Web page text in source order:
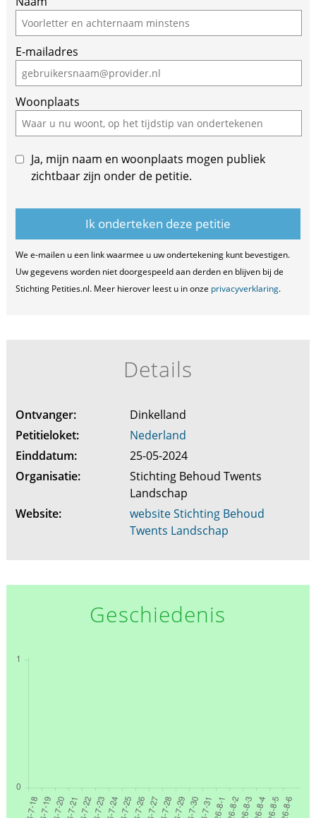
E-mailadres
Woonplaats
Ja, mijn naam en woonplaats mogen publiek
zichtbaar zijn onder de petitie.
We e-mailen u een link waarmee u uw ondertekening kunt bevestigen.
Uw gegevens worden niet doorgespeeld aan derden en blijven bij de
Stichting Petities.nl. Meer hierover leest u in onze privacyverklaring.
Details
Ontvanger:
Dinkelland
Petitieloket:
Nederland
Einddatum:
25-05-2024
Organisatie:
Stichting Behoud Twents
Landschap
Website:
website Stichting Behoud
Twents Landschap
Geschiedenis